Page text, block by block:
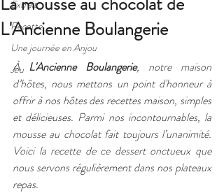
Extrait
Recette
Une journée en Anjou
Jeu
L'Ancienne Boulangerie
À L'Ancienne Boulangerie, notre maison
d’hôtes, nous mettons un point d'honneur à
offrir à nos hôtes des recettes maison, simples
et délicieuses. Parmi nos incontournables, la
mousse au chocolat fait toujours l’unanimité.
Voici la recette de ce dessert onctueux que
nous servons régulièrement dans nos plateaux
repas.